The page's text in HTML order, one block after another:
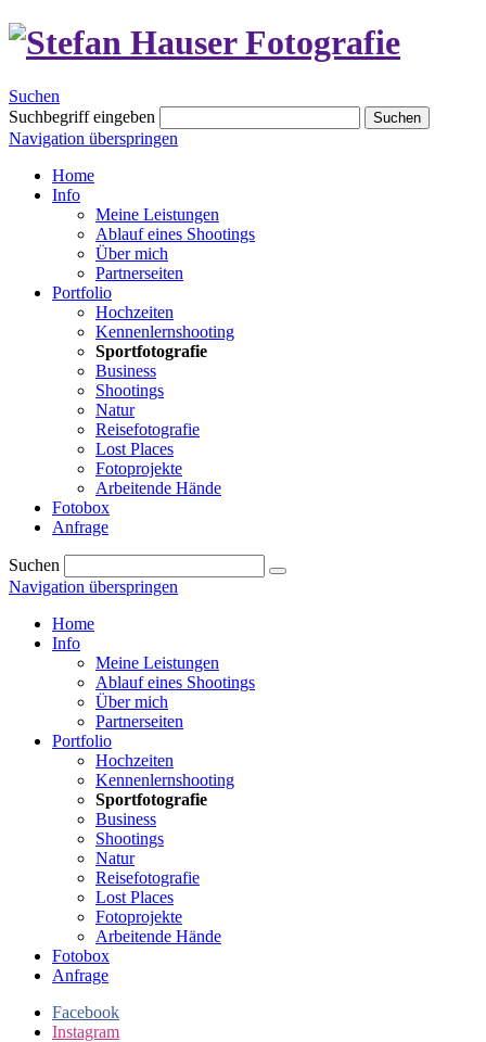
Suchen
Suchbegriff eingeben
Suchen
Navigation überspringen
Home
Info
Meine Leistungen
Ablauf eines Shootings
Über mich
Partnerseiten
Portfolio
Hochzeiten
Kennenlernshooting
Sportfotografie
Business
Shootings
Natur
Reisefotografie
Lost Places
Fotoprojekte
Arbeitende Hände
Fotobox
Anfrage
Suchen
Navigation überspringen
Home
Info
Meine Leistungen
Ablauf eines Shootings
Über mich
Partnerseiten
Portfolio
Hochzeiten
Kennenlernshooting
Sportfotografie
Business
Shootings
Natur
Reisefotografie
Lost Places
Fotoprojekte
Arbeitende Hände
Fotobox
Anfrage
Facebook
Instagram